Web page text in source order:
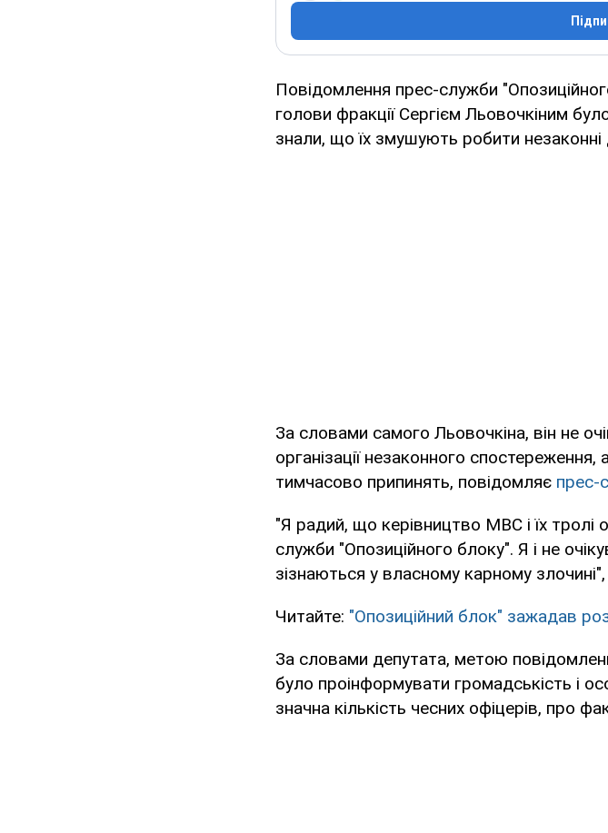
Повідомлення прес-служби
голови фракції Сергієм Льовочкіним
знали, що їх змушують робити незаконні
За словами самого Льовочкіна, він не
організації незаконного
тимчасово припинять, повідомляє прес-
"Я радий, що керівництво МВС і їх
служби "Опозиційного блоку". Я і не
зізнаються у власному карному
Читайте: "Опозиційний блок" зажадав
За словами депутата, метою
було проінформувати громадськість і
значна кількість чесних офіцерів, про